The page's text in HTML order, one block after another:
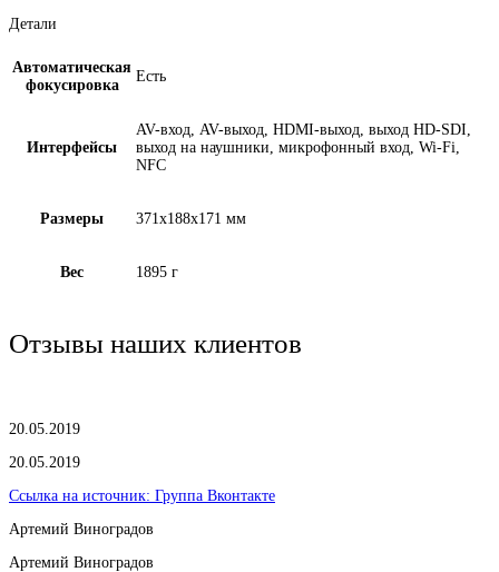
Детали
Автоматическая
фокусировка
Есть
Интерфейсы
AV-вход, AV-выход, HDMI-выход, выход HD-SDI,
выход на наушники, микрофонный вход, Wi-Fi,
NFC
Размеры 371x188x171 мм
Вес 1895 г
Отзывы наших клиентов
20.05.2019
20.05.2019
Ссылка на источник: Группа Вконтакте
Артемий Виноградов
Артемий Виноградов